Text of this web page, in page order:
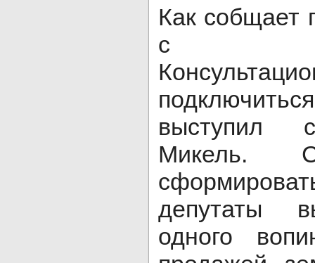
Как собщает
с
выступил
Микель. С
депутаты
одного